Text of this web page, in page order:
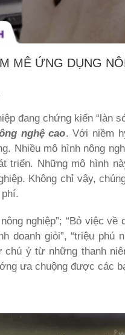
MÊ ỨNG DỤNG
đang chứng kiến “làn
nghệ cao. Với niềm
Nhiều mô hình nông
triển. Những mô hình
Không chỉ vậy,
nghiệp”; “Bỏ việc về
doanh giỏi”, “triệu phú
chú ý từ những thanh
ưa chuộng được các